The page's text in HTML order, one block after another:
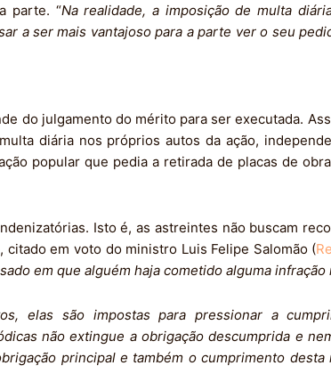
parte. “Na realidade, a imposição de multa
a ser mais vantajoso para a parte ver o seu
do julgamento do mérito para ser executada.
diária nos próprios autos da ação,
popular que pedia a retirada de placas de
Isto é, as astreintes não buscam
em voto do ministro Luis Felipe Salomão (
em que alguém haja cometido alguma
elas são impostas para pressionar a
não extingue a obrigação descumprida e
principal e também o cumprimento desta